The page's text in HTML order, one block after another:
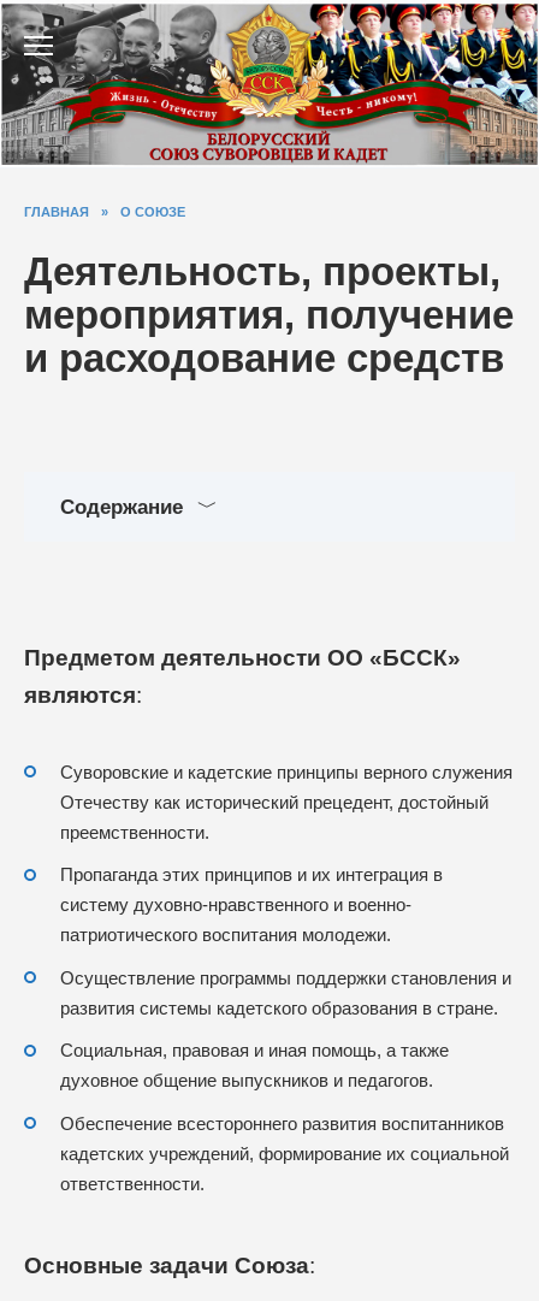
Перейти
к
содержанию
ГЛАВНАЯ » О СОЮЗЕ
Деятельность, проекты,
мероприятия, получение
и расходование средств
Содержание
Предметом деятельности ОО «БССК»
являются:
Суворовские и кадетские принципы верного служения
Отечеству как исторический прецедент, достойный
преемственности.
Пропаганда этих принципов и их интеграция в
систему духовно-нравственного и военно-
патриотического воспитания молодежи.
Осуществление программы поддержки становления и
развития системы кадетского образования в стране.
Социальная, правовая и иная помощь, а также
духовное общение выпускников и педагогов.
Обеспечение всестороннего развития воспитанников
кадетских учреждений, формирование их социальной
ответственности.
Основные задачи Союза: